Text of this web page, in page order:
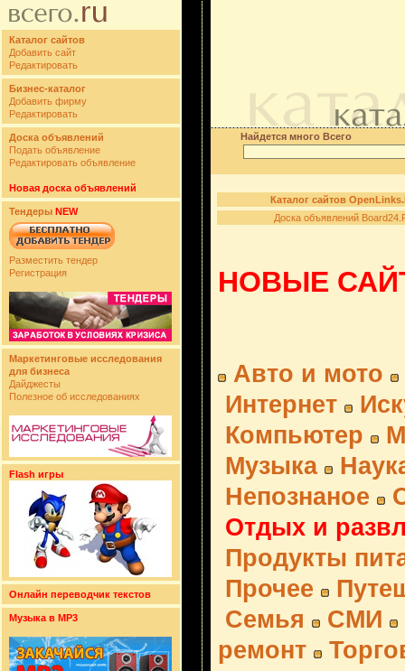
Каталог сайтов
Добавить сайт
Редактировать
Бизнес-каталог
Добавить фирму
Редактировать
Доска объявлений
Подать объявление
Редактировать объявление
Новая доска объявлений
Тендеры NEW
Разместить тендер
Регистрация
Маркетинговые исследования
для бизнеса
Дайджесты
Полезное об исследованиях
Flash игры
Онлайн переводчик текстов
Музыка в MP3
Найдется много Всего
Каталог сайтов
Доска объявлений
НОВЫЕ
Авто и мото
Интернет
Компьютер
Музыка
Непознаное
Отдых и
Продукты
Прочее
Семья
СМИ
ремонт